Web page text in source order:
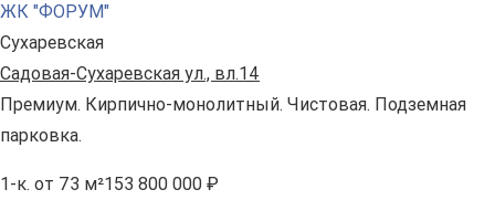
ЖК "ФОРУМ"
Сухаревская
Садовая-Сухаревская ул., вл.14
Премиум. Кирпично-монолитный. Чистовая. Подземная
парковка.
1-к. от 73 м²153 800 000 ₽